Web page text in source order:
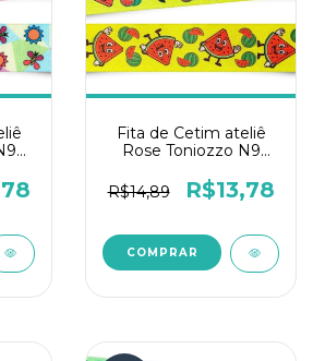
Fita de Cetim ateliê
Rose Toniozzo N9
Animada
R$14,89 R$13,78